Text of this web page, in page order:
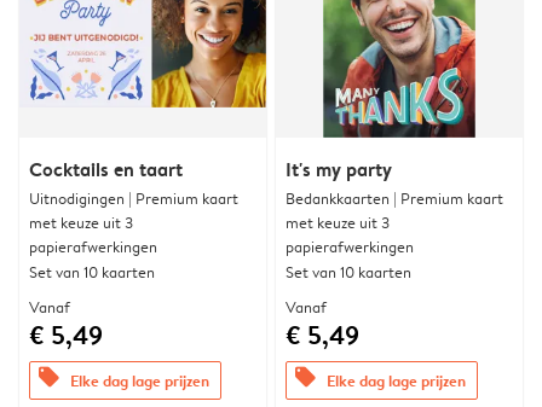
Cocktails en taart
Uitnodigingen | Premium kaart
met keuze uit 3
papierafwerkingen
Set van 10 kaarten
Vanaf
€ 5,49
offers Elke dag lage prijzen
It's my party
Bedankkaarten | Premium kaart
met keuze uit 3
papierafwerkingen
Set van 10 kaarten
Vanaf
€ 5,49
offers Elke dag lage prijzen